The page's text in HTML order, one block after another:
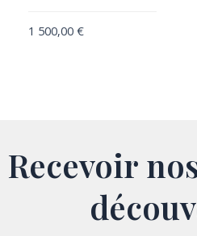
1 500,00 €
Recevoir